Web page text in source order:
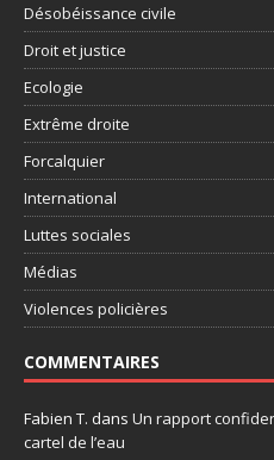
Désobéissance civile
Droit et justice
Ecologie
Extrême droite
Forcalquier
International
Luttes sociales
Médias
Violences policières
COMMENTAIRES
Fabien T. dans Un rapport
cartel de l’eau